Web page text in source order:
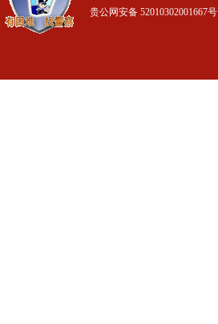
贵公网安备 52010302001667号